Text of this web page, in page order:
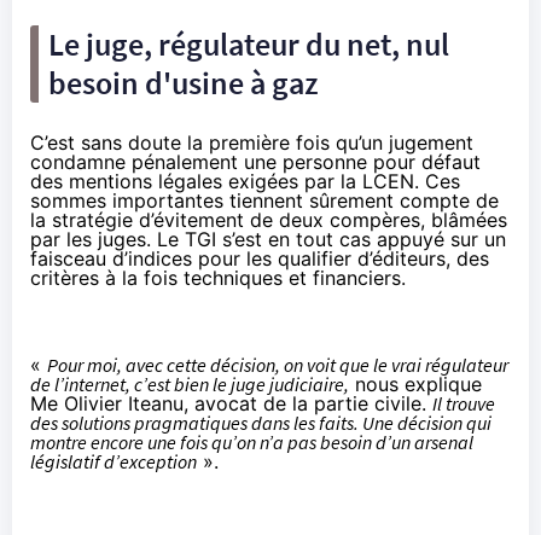
Le juge, régulateur du net, nul
besoin d'usine à gaz
C’est sans doute la première fois qu’un jugement
condamne pénalement une personne pour défaut
des mentions légales exigées par la LCEN. Ces
sommes importantes tiennent sûrement compte de
la stratégie d’évitement de deux compères, blâmées
par les juges. Le TGI s’est en tout cas appuyé sur un
faisceau d’indices pour les qualifier d’éditeurs, des
critères à la fois techniques et financiers.
« Pour moi, avec cette décision, on voit que le vrai régulateur
de l’internet, c’est bien le juge judiciaire, nous explique
Me Olivier Iteanu, avocat de la partie civile.Il trouve
des solutions pragmatiques dans les faits. Une décision qui
montre encore une fois qu’on n’a pas besoin d’un arsenal
législatif d’exception ».